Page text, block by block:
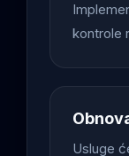
kontrole
Usluge